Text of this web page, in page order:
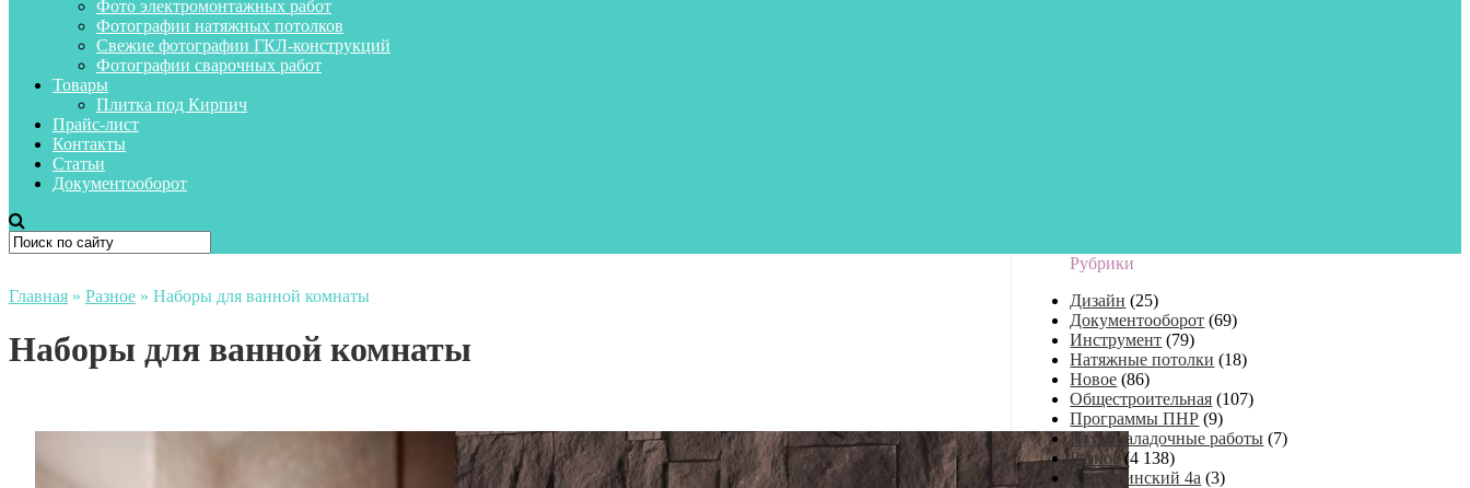
Фото электромонтажных работ
Фотографии натяжных потолков
Свежие фотографии ГКЛ-конструкций
Фотографии сварочных работ
Товары
Плитка под Кирпич
Прайс-лист
Контакты
Статьи
Документооборот
Главная » Разное » Наборы для ванной комнаты
Наборы для ванной комнаты
Рубрики
Дизайн (25)
Документооборот (69)
Инструмент (79)
Натяжные потолки (18)
Новое (86)
Общестроительная (107)
Программы ПНР (9)
Пусконаладочные работы (7)
Разное(4 138)
Халтуринский 4а (3)